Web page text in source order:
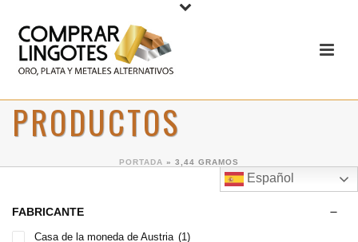
PRODUCTOS
PORTADA » 3,44 GRAMOS
Español
FABRICANTE
Casa de la moneda de Austria (1)